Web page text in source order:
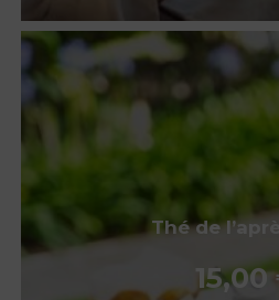
Thé de
15,00